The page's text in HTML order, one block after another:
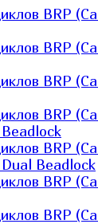
BRP
BRP
BRP
BRP
BRP
Beadlock
BRP
BRP